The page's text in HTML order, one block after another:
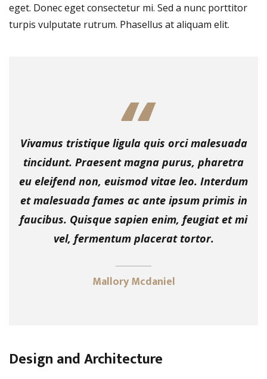
eget. Donec eget consectetur mi. Sed a nunc porttitor
turpis vulputate rutrum. Phasellus at aliquam elit.
Vivamus tristique ligula quis orci malesuada
tincidunt. Praesent magna purus, pharetra
eu eleifend non, euismod vitae leo. Interdum
et malesuada fames ac ante ipsum primis in
faucibus. Quisque sapien enim, feugiat et mi
vel, fermentum placerat tortor.
Mallory Mcdaniel
Design and Architecture